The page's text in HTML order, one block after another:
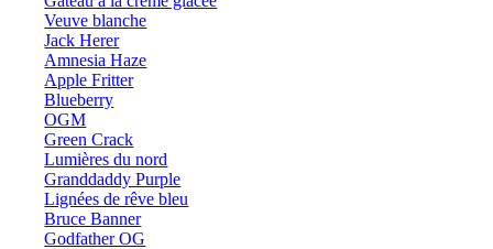
Veuve blanche
Jack Herer
Amnesia Haze
Apple Fritter
Blueberry
OGM
Green Crack
Lumières du nord
Granddaddy Purple
Lignées de rêve bleu
Bruce Banner
Godfather OG